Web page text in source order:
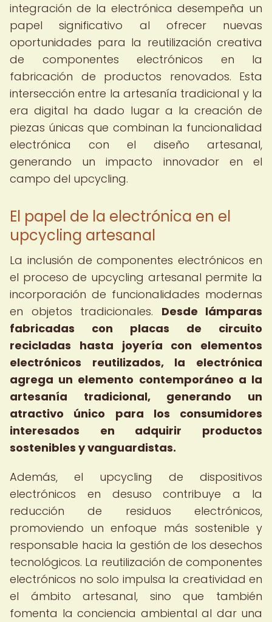
integración de la electrónica desempeña un
papel significativo al ofrecer nuevas
oportunidades para la reutilización creativa
de componentes electrónicos en la
fabricación de productos renovados. Esta
intersección entre la artesanía tradicional y la
era digital ha dado lugar a la creación de
piezas únicas que combinan la funcionalidad
electrónica con el diseño artesanal,
generando un impacto innovador en el
campo del upcycling.
El papel de la electrónica en el
upcycling artesanal
La inclusión de componentes electrónicos en
el proceso de upcycling artesanal permite la
incorporación de funcionalidades modernas
en objetos tradicionales. Desde lámparas
fabricadas con placas de circuito
recicladas hasta joyería con elementos
electrónicos reutilizados, la electrónica
agrega un elemento contemporáneo a la
artesanía tradicional, generando un
atractivo único para los consumidores
interesados en adquirir productos
sostenibles y vanguardistas.
Además, el upcycling de dispositivos
electrónicos en desuso contribuye a la
reducción de residuos electrónicos,
promoviendo un enfoque más sostenible y
responsable hacia la gestión de los desechos
tecnológicos. La reutilización de componentes
electrónicos no solo impulsa la creatividad en
el ámbito artesanal, sino que también
fomenta la conciencia ambiental al dar una